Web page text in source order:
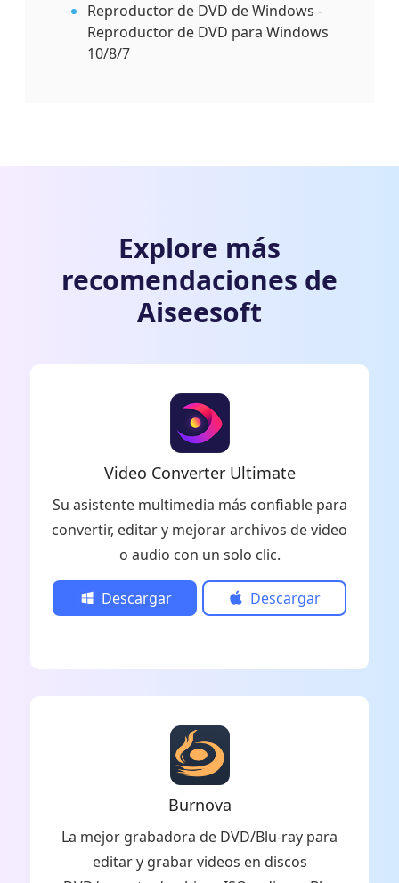
Reproductor de DVD de Windows -
Reproductor de DVD para Windows
10/8/7
Explore más
recomendaciones de
Aiseesoft
Video Converter Ultimate
Su asistente multimedia más confiable para
convertir, editar y mejorar archivos de video
o audio con un solo clic.
Descargar Descargar
Burnova
La mejor grabadora de DVD/Blu-ray para
editar y grabar videos en discos